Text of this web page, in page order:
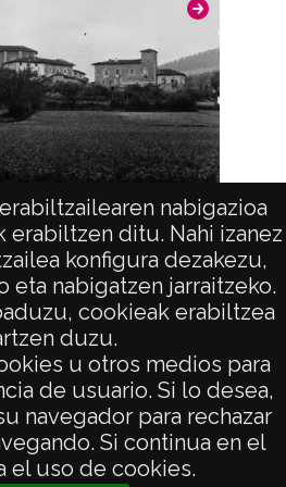
nabigazioa
erabiltzen ditu. Nahi izanez
konfigura dezakezu,
eta nabigatzen jarraitzeko.
cookieak erabiltzea
duzu.
u otros medios para
de usuario. Si lo desea,
navegador para rechazar
Si continua en el
el uso de cookies.
las imágenes
(ANTOÑANA)
PRIVACIDAD